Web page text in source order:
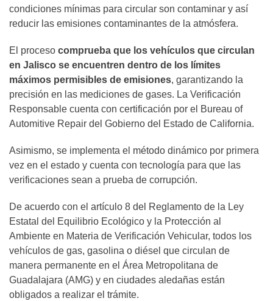
condiciones mínimas para circular son contaminar y así
reducir las emisiones contaminantes de la atmósfera.
El proceso comprueba que los vehículos que circulan
en Jalisco se encuentren dentro de los límites
máximos permisibles de emisiones, garantizando la
precisión en las mediciones de gases. La Verificación
Responsable cuenta con certificación por el Bureau of
Automitive Repair del Gobierno del Estado de California.
Asimismo, se implementa el método dinámico por primera
vez en el estado y cuenta con tecnología para que las
verificaciones sean a prueba de corrupción.
De acuerdo con el artículo 8 del Reglamento de la Ley
Estatal del Equilibrio Ecológico y la Protección al
Ambiente en Materia de Verificación Vehicular, todos los
vehículos de gas, gasolina o diésel que circulan de
manera permanente en el Área Metropolitana de
Guadalajara (AMG) y en ciudades aledañas están
obligados a realizar el trámite.